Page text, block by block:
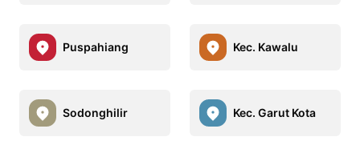
Puspahiang Kec. Kawalu
Sodonghilir Kec. Garut Kota